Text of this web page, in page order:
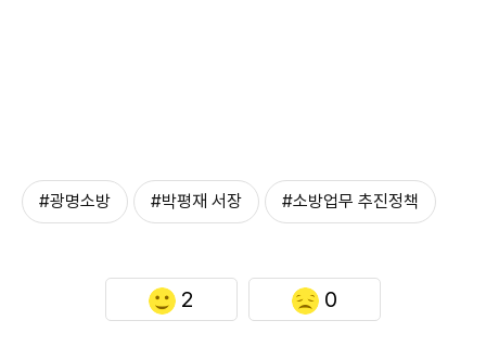
#광명소방 #박평재 서장 #소방업무 추진정책
2 0